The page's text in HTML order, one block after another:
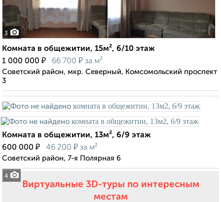
3
Комната в общежитии, 15м², 6/10 этаж
1 000 000 ₽ 66 700 ₽ за м²
Советский район, мкр. Северный, Комсомольский проспект
3
4
Комната в общежитии, 13м², 6/9 этаж
600 000 ₽ 46 200 ₽ за м²
Советский район, 7-я Полярная 6
Виртуальные 3D-туры по интересным
местам